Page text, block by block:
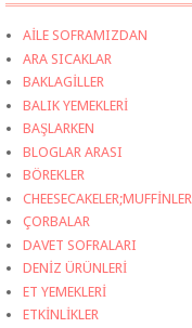
AİLE SOFRAMIZDAN
ARA SICAKLAR
BAKLAGİLLER
BALIK YEMEKLERİ
BAŞLARKEN
BLOGLAR ARASI
BÖREKLER
CHEESECAKELER;MUFFİNLER
ÇORBALAR
DAVET SOFRALARI
DENİZ ÜRÜNLERİ
ET YEMEKLERİ
ETKİNLİKLER